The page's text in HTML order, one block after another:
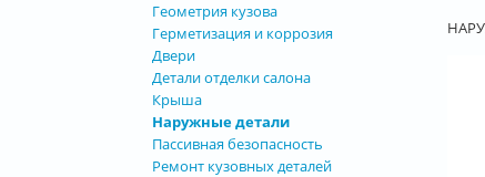
Геометрия кузова
Герметизация и коррозия
Двери
Детали отделки салона
Крыша
Наружные детали
Пассивная безопасность
Ремонт кузовных деталей